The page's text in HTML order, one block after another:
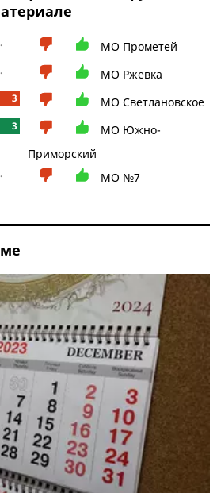
МО Прометей
МО Ржевка
3 МО Светлановское
3
МО Южно-
Приморский
МО №7